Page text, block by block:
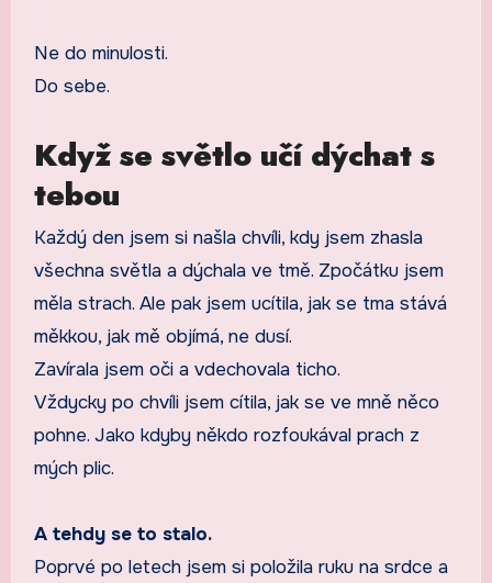
Ne do minulosti.
Do sebe.
Když se světlo učí dýchat s
tebou
Každý den jsem si našla chvíli, kdy jsem zhasla
všechna světla a dýchala ve tmě. Zpočátku jsem
měla strach. Ale pak jsem ucítila, jak se tma stává
měkkou, jak mě objímá, ne dusí.
Zavírala jsem oči a vdechovala ticho.
Vždycky po chvíli jsem cítila, jak se ve mně něco
pohne. Jako kdyby někdo rozfoukával prach z
mých plic.
A tehdy se to stalo.
Poprvé po letech jsem si položila ruku na srdce a